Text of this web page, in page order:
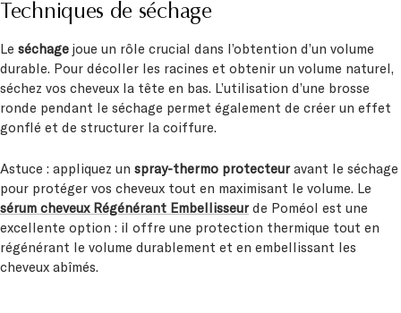
Techniques de séchage
Le séchage joue un rôle crucial dans l’obtention d’un volume
durable. Pour décoller les racines et obtenir un volume naturel,
séchez vos cheveux la tête en bas. L’utilisation d’une brosse
ronde pendant le séchage permet également de créer un effet
gonflé et de structurer la coiffure.
Astuce : appliquez un spray-thermo protecteuravant le séchage
pour protéger vos cheveux tout en maximisant le volume. Le
sérum cheveux Régénérant Embellisseurde Poméol est une
excellente option : il offre une protection thermique tout en
régénérant le volume durablement et en embellissant les
cheveux abîmés.